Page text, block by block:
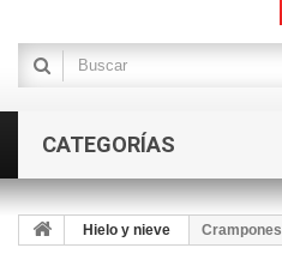
CATEGORÍAS
Hielo y nieve Crampones